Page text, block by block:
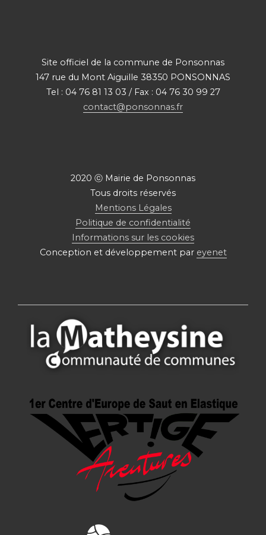
Site officiel de la commune de Ponsonnas
147 rue du Mont Aiguille 38350 PONSONNAS
Tel : 04 76 81 13 03 / Fax : 04 76 30 99 27
contact@ponsonnas.fr
2020 ⓒ Mairie de Ponsonnas
Tous droits réservés
Mentions Légales
Politique de confidentialité
Informations sur les cookies
Conception et développement par eyenet